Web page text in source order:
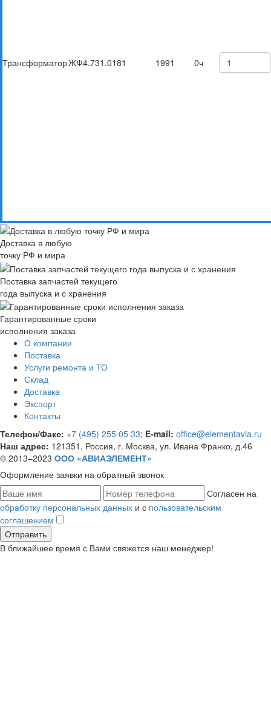
ТрансформаторЖФ4.731.0181 1991 0ч
Доставка в любую
точку РФ и мира
Поставка запчастей текущего
года выпуска и с хранения
Гарантированные сроки
исполнения заказа
О компании
Поставка
Услуги ремонта и ТО
Склад
Доставка
Экспорт
Контакты
Телефон/Факс: +7 (495) 255 05 33; E-mail: office@elementavia.ru
Наш адрес: 121351, Россия, г. Москва, ул. Ивана Франко, д.46
© 2013–2023 ООО «АВИАЭЛЕМЕНТ»
Оформление заявки на обратный звонок
Согласен на
обработку персональных данных и с пользовательским
соглашением
В ближайшее время с Вами свяжется наш менеджер!